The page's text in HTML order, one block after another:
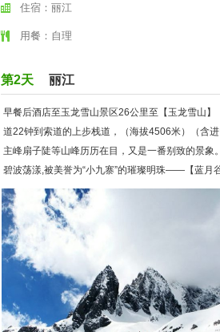
住宿：丽江
用餐：自理
第2天 丽江
早餐后酒店至玉龙雪山景区26公里至【玉龙雪山
道22钟到索道的上步栈道，（海拔4506米）（含
主峰扇子陡等山峰历历在目，又是一番别致的景象
碧波荡漾,被美誉为“小九寨”的璀璨明珠——【蓝